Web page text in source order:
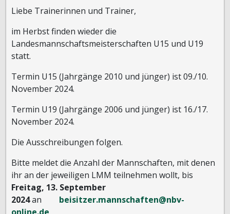
Liebe Trainerinnen und Trainer,
im Herbst finden wieder die
Landesmannschaftsmeisterschaften U15 und U19
statt.
Termin U15 (Jahrgänge 2010 und jünger) ist 09./10.
November 2024.
Termin U19 (Jahrgänge 2006 und jünger) ist 16./17.
November 2024.
Die Ausschreibungen folgen.
Bitte meldet die Anzahl der Mannschaften, mit denen
ihr an der jeweiligen LMM teilnehmen wollt, bis
Freitag, 13. September
2024an
beisitzer.mannschaften@nbv-